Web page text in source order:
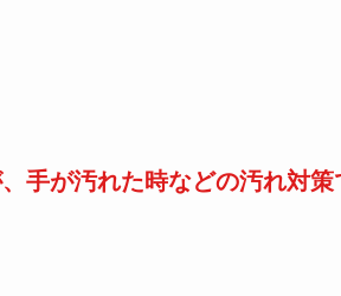
手が汚れた時などの汚れ対